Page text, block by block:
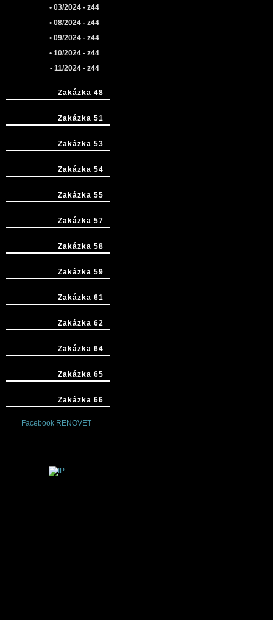
• 03/2024 - z44
• 08/2024 - z44
• 09/2024 - z44
• 10/2024 - z44
• 11/2024 - z44
Zakázka 48
Zakázka 51
Zakázka 53
Zakázka 54
Zakázka 55
Zakázka 57
Zakázka 58
Zakázka 59
Zakázka 61
Zakázka 62
Zakázka 64
Zakázka 65
Zakázka 66
Facebook RENOVET